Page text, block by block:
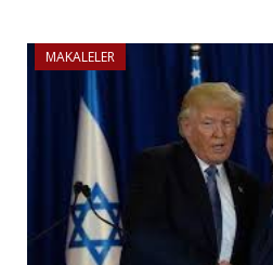
MAKALELER